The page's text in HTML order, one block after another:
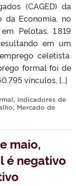
(CAGED) da
da Economia, no
Pelotas, 1.819
em um
celetista.
formal foi de
vínculos, […]
, indicadores de
, Mercado de
maio,
é negativo